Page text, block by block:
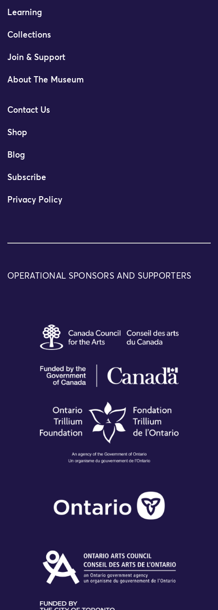
Learning
Collections
Join & Support
About The Museum
Contact Us
Shop
Blog
Subscribe
Privacy Policy
OPERATIONAL SPONSORS AND SUPPORTERS